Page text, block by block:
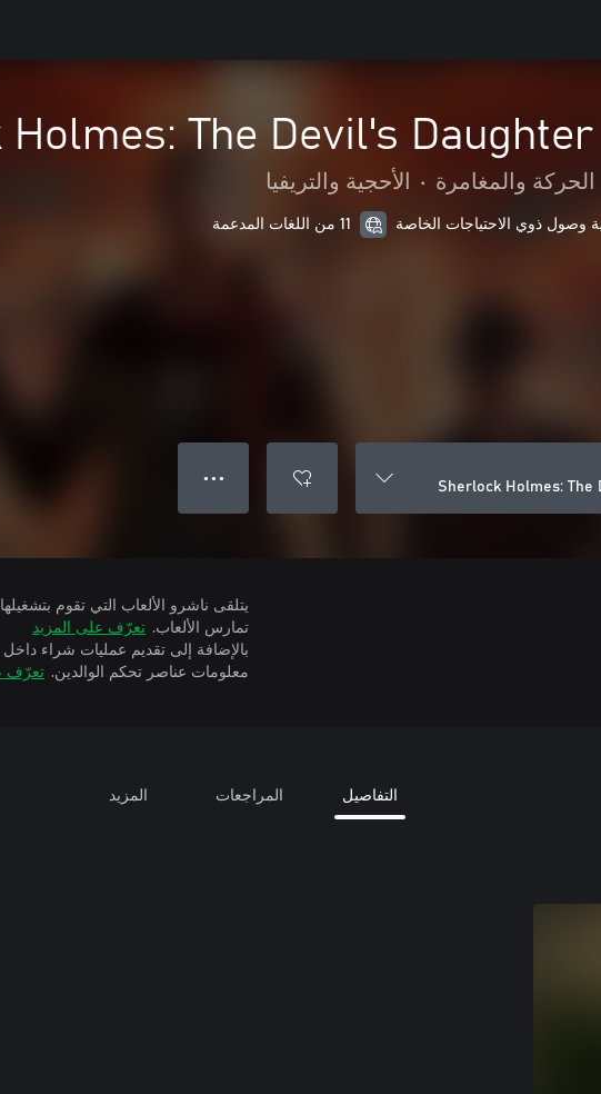
The Devil's Daughter
الحركة والمغامرة • الأحجية والتريفيا
11 من اللغات المدعمة
Sherlock Holmes: The
● ● ●
تمارس الألعاب. تعرّف على المزيد
بالإضافة إلى تقديم عمليات شراء داخل
معلومات عناصر تحكم الوالدين. تعرّف
التفاصيل المراجعات المزيد